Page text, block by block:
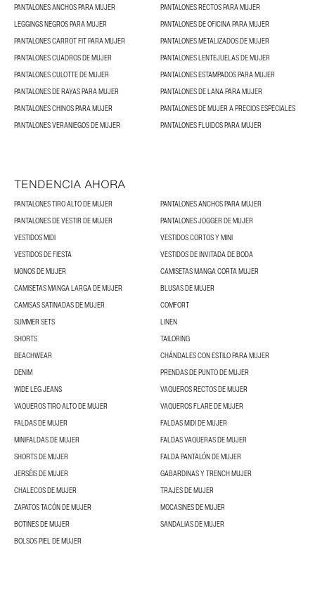
PANTALONES ANCHOS PARA MUJER
PANTALONES RECTOS PARA MUJER
LEGGINGS NEGROS PARA MUJER
PANTALONES DE OFICINA PARA MUJER
PANTALONES CARROT FIT PARA MUJER
PANTALONES METALIZADOS DE MUJER
PANTALONES CUADROS DE MUJER
PANTALONES LENTEJUELAS DE MUJER
PANTALONES CULOTTE DE MUJER
PANTALONES ESTAMPADOS PARA MUJER
PANTALONES DE RAYAS PARA MUJER
PANTALONES DE LANA PARA MUJER
PANTALONES CHINOS PARA MUJER
PANTALONES DE MUJER A PRECIOS ESPECIALES
PANTALONES VERANIEGOS DE MUJER
PANTALONES FLUIDOS PARA MUJER
TENDENCIA AHORA
PANTALONES TIRO ALTO DE MUJER
PANTALONES ANCHOS PARA MUJER
PANTALONES DE VESTIR DE MUJER
PANTALONES JOGGER DE MUJER
VESTIDOS MIDI
VESTIDOS CORTOS Y MINI
VESTIDOS DE FIESTA
VESTIDOS DE INVITADA DE BODA
MONOS DE MUJER
CAMISETAS MANGA CORTA MUJER
CAMISETAS MANGA LARGA DE MUJER
BLUSAS DE MUJER
CAMISAS SATINADAS DE MUJER
COMFORT
SUMMER SETS
LINEN
SHORTS
TAILORING
BEACHWEAR
CHÁNDALES CON ESTILO PARA MUJER
DENIM
PRENDAS DE PUNTO DE MUJER
WIDE LEG JEANS
VAQUEROS RECTOS DE MUJER
VAQUEROS TIRO ALTO DE MUJER
VAQUEROS FLARE DE MUJER
FALDAS DE MUJER
FALDAS MIDI DE MUJER
MINIFALDAS DE MUJER
FALDAS VAQUERAS DE MUJER
SHORTS DE MUJER
FALDA PANTALÓN DE MUJER
JERSÉIS DE MUJER
GABARDINAS Y TRENCH MUJER
CHALECOS DE MUJER
TRAJES DE MUJER
ZAPATOS TACÓN DE MUJER
MOCASINES DE MUJER
BOTINES DE MUJER
SANDALIAS DE MUJER
BOLSOS PIEL DE MUJER